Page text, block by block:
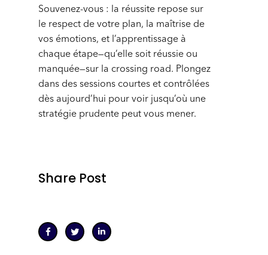
Souvenez-vous : la réussite repose sur
le respect de votre plan, la maîtrise de
vos émotions, et l’apprentissage à
chaque étape—qu’elle soit réussie ou
manquée—sur la crossing road. Plongez
dans des sessions courtes et contrôlées
dès aujourd’hui pour voir jusqu’où une
stratégie prudente peut vous mener.
Share Post